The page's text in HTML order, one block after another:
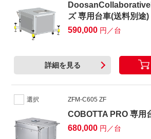
ズ 専用台車(送料別途)
590,000 円／台
詳細を見る
選択 ZFM-C605 ZF
COBOTTA PRO 専用
680,000 円／台